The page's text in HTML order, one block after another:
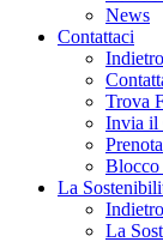
News
Contattaci
Indietro
Trova
Invia il
Blocco
La
Indietro
La